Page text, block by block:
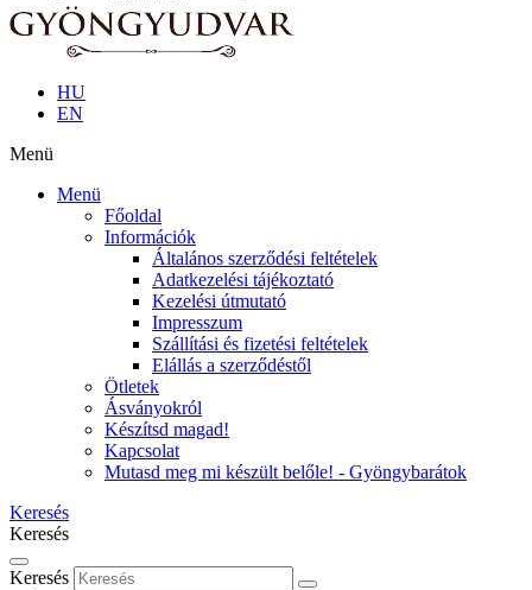
HU
EN
Menü
Menü
Főoldal
Információk
Általános szerződési feltételek
Adatkezelési tájékoztató
Kezelési útmutató
Impresszum
Szállítási és fizetési feltételek
Elállás a szerződéstől
Ötletek
Ásványokról
Készítsd magad!
Kapcsolat
Mutasd meg mi készült belőle! - Gyöngybarátok
Keresés
Keresés
Keresés